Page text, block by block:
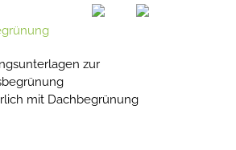
zur
mit Dachbegrünung